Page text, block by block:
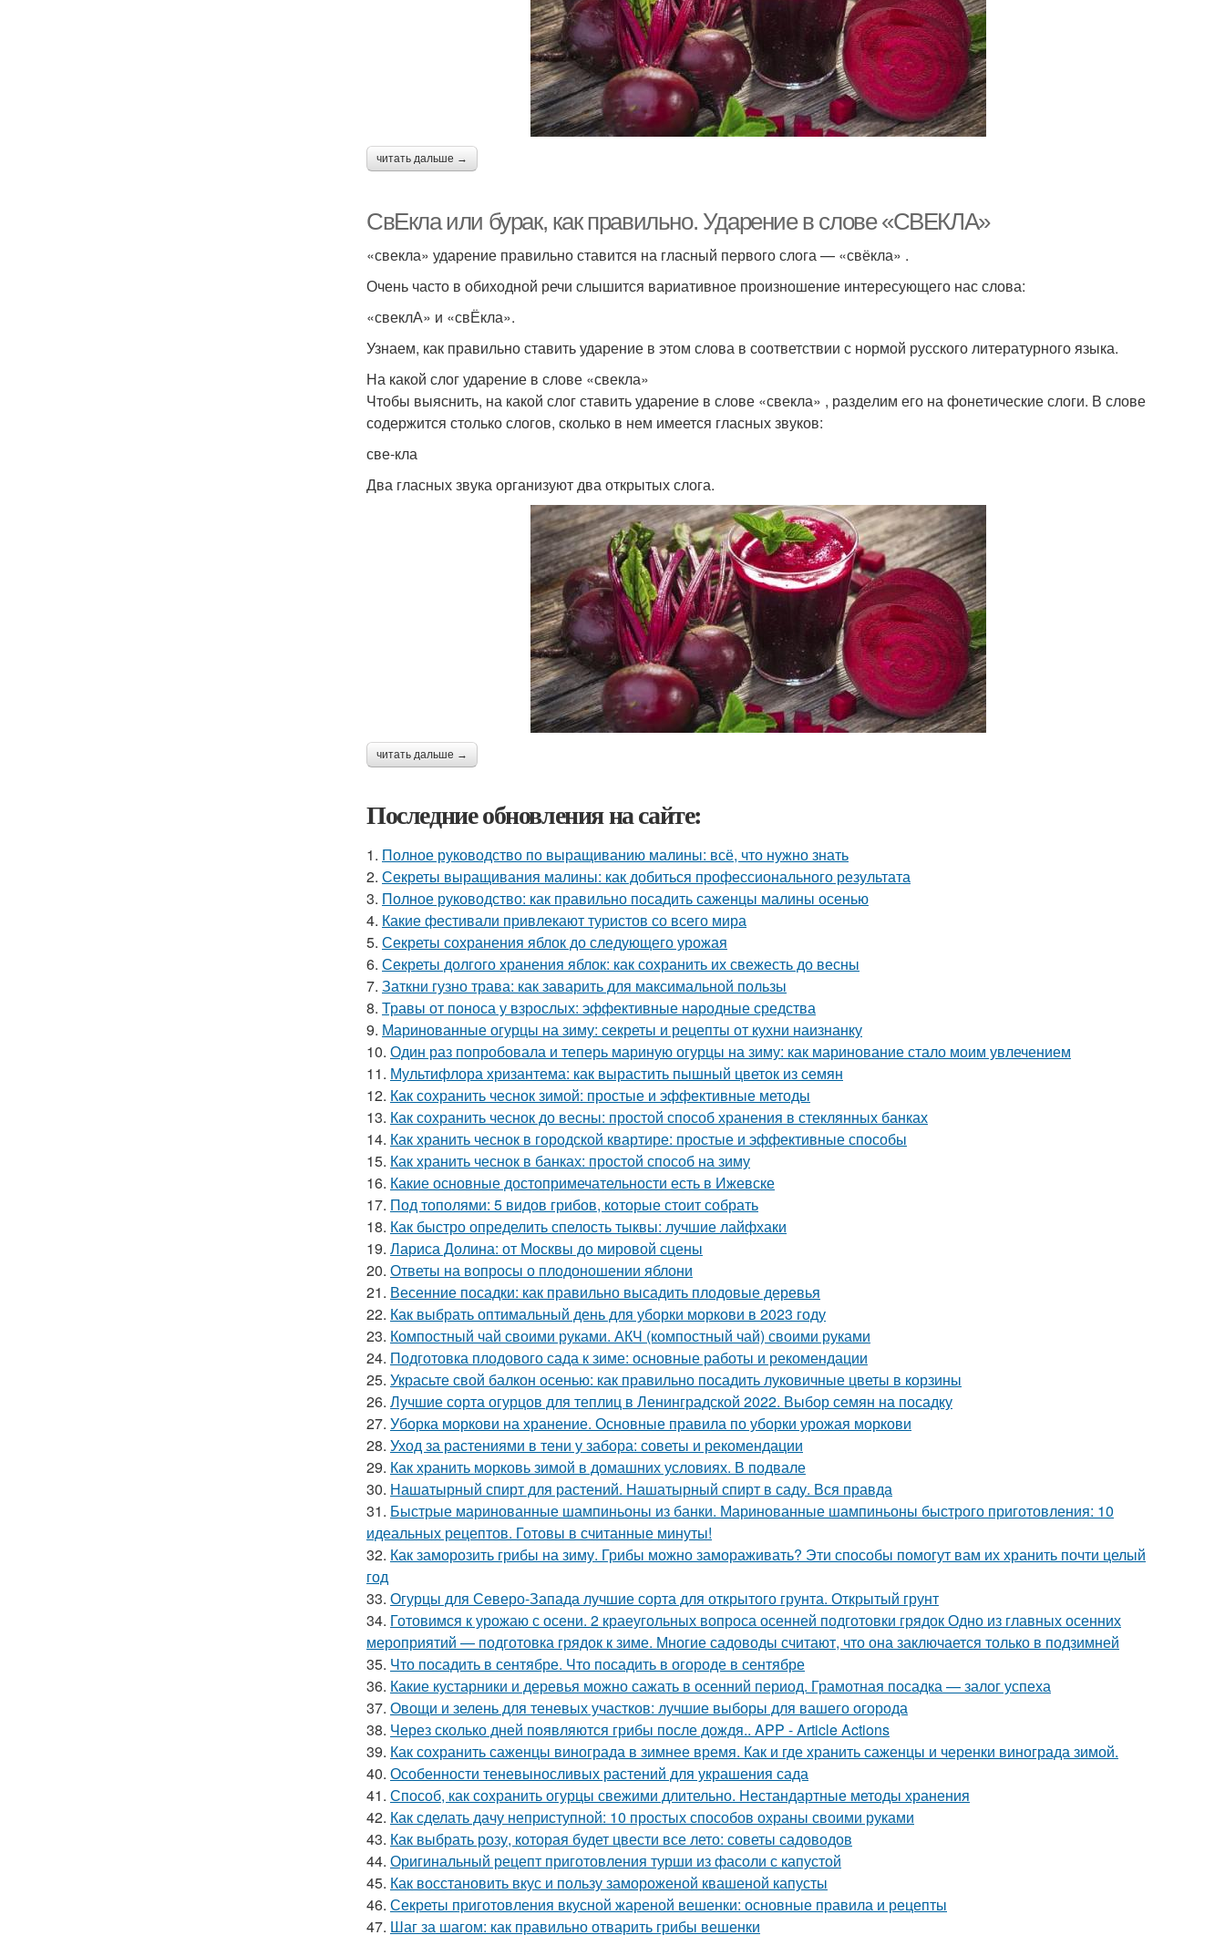
читать дальше →
СвЕкла или бурак, как правильно. Ударение в слове «СВЕКЛА»
«свек­ла» уда­ре­ние пра­виль­но ста­вит­ся на глас­ный пер­во­го сло­га — «свёк­ла» .
Очень часто в оби­ход­ной речи слы­шит­ся вари­а­тив­ное про­из­но­ше­ние инте­ре­су­ю­ще­го нас сло­ва:
«свеклА» и «свЁкла».
Узнаем, как пра­виль­но ста­вить уда­ре­ние в этом сло­ва в соот­вет­ствии с нор­мой рус­ско­го лите­ра­тур­но­го язы­ка.
На какой слог ударение в слове «свекла»
Чтобы выяс­нить, на какой слог ста­вить уда­ре­ние в сло­ве «свек­ла» , раз­де­лим его на фоне­ти­че­ские сло­ги. В сло­ве
содер­жит­ся столь­ко сло­гов, сколь­ко в нем име­ет­ся глас­ных зву­ков:
све-кла
Два глас­ных зву­ка орга­ни­зу­ют два откры­тых сло­га.
читать дальше →
Последние обновления на сайте:
1. Полное руководство по выращиванию малины: всё, что нужно знать
2. Секреты выращивания малины: как добиться профессионального результата
3. Полное руководство: как правильно посадить саженцы малины осенью
4. Какие фестивали привлекают туристов со всего мира
5. Секреты сохранения яблок до следующего урожая
6. Секреты долгого хранения яблок: как сохранить их свежесть до весны
7. Заткни гузно трава: как заварить для максимальной пользы
8. Травы от поноса у взрослых: эффективные народные средства
9. Маринованные огурцы на зиму: секреты и рецепты от кухни наизнанку
10. Один раз попробовала и теперь мариную огурцы на зиму: как маринование стало моим увлечением
11. Мультифлора хризантема: как вырастить пышный цветок из семян
12. Как сохранить чеснок зимой: простые и эффективные методы
13. Как сохранить чеснок до весны: простой способ хранения в стеклянных банках
14. Как хранить чеснок в городской квартире: простые и эффективные способы
15. Как хранить чеснок в банках: простой способ на зиму
16. Какие основные достопримечательности есть в Ижевске
17. Под тополями: 5 видов грибов, которые стоит собрать
18. Как быстро определить спелость тыквы: лучшие лайфхаки
19. Лариса Долина: от Москвы до мировой сцены
20. Ответы на вопросы о плодоношении яблони
21. Весенние посадки: как правильно высадить плодовые деревья
22. Как выбрать оптимальный день для уборки моркови в 2023 году
23. Компостный чай своими руками. АКЧ (компостный чай) своими руками
24. Подготовка плодового сада к зиме: основные работы и рекомендации
25. Украсьте свой балкон осенью: как правильно посадить луковичные цветы в корзины
26. Лучшие сорта огурцов для теплиц в Ленинградской 2022. Выбор семян на посадку
27. Уборка моркови на хранение. Основные правила по уборки урожая моркови
28. Уход за растениями в тени у забора: советы и рекомендации
29. Как хранить морковь зимой в домашних условиях. В подвале
30. Нашатырный спирт для растений. Нашатырный спирт в саду. Вся правда
31. Быстрые маринованные шампиньоны из банки. Маринованные шампиньоны быстрого приготовления: 10
идеальных рецептов. Готовы в считанные минуты!
32. Как заморозить грибы на зиму. Грибы можно замораживать? Эти способы помогут вам их хранить почти целый
год
33. Огурцы для Северо-Запада лучшие сорта для открытого грунта. Открытый грунт
34. Готовимся к урожаю с осени. 2 краеугольных вопроса осенней подготовки грядок Одно из главных осенних
мероприятий — подготовка грядок к зиме. Многие садоводы считают, что она заключается только в подзимней
35. Что посадить в сентябре. Что посадить в огороде в сентябре
36. Какие кустарники и деревья можно сажать в осенний период. Грамотная посадка — залог успеха
37. Овощи и зелень для теневых участков: лучшие выборы для вашего огорода
38. Через сколько дней появляются грибы после дождя.. APP - Article Actions
39. Как сохранить саженцы винограда в зимнее время. Как и где хранить саженцы и черенки винограда зимой.
40. Особенности теневыносливых растений для украшения сада
41. Способ, как сохранить огурцы свежими длительно. Нестандартные методы хранения
42. Как сделать дачу неприступной: 10 простых способов охраны своими руками
43. Как выбрать розу, которая будет цвести все лето: советы садоводов
44. Оригинальный рецепт приготовления турши из фасоли с капустой
45. Как восстановить вкус и пользу замороженой квашеной капусты
46. Секреты приготовления вкусной жареной вешенки: основные правила и рецепты
47. Шаг за шагом: как правильно отварить грибы вешенки